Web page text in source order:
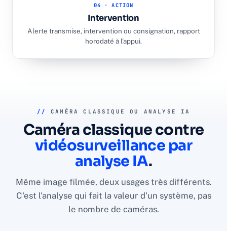
04 · ACTION
Intervention
Alerte transmise, intervention ou consignation, rapport
horodaté à l'appui.
// CAMÉRA CLASSIQUE OU ANALYSE IA
Caméra classique contre
vidéosurveillance par
analyse IA.
Même image filmée, deux usages très différents.
C'est l'analyse qui fait la valeur d'un système, pas
le nombre de caméras.